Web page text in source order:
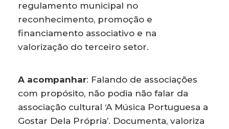
regulamento municipal no
reconhecimento, promoção e
financiamento associativo e na
valorização do terceiro setor.
A acompanhar: Falando de associações
com propósito, não podia não falar da
associação cultural ‘A Música Portuguesa a
Gostar Dela Própria’. Documenta, valoriza